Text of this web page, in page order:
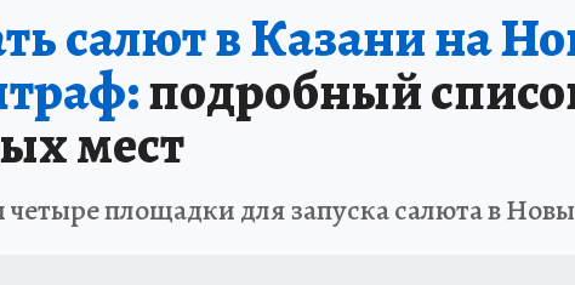
салют в Казани на
подробный
мест
площадки для запуска салюта в